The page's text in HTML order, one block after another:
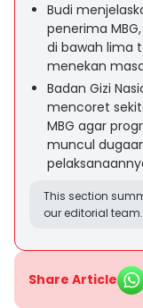
Budi
penerima
di bawah lima
menekan
Badan Gizi
mencoret
MBG agar
muncul
This section
our editorial team.
Share Article